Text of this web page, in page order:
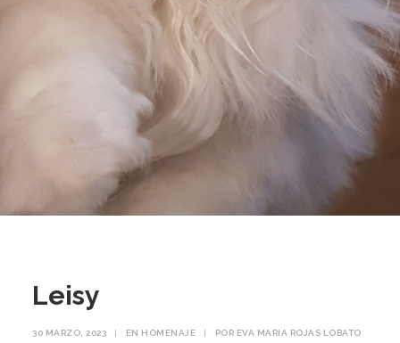
Leisy
30 MARZO, 2023 | EN HOMENAJE | POR EVA MARIA ROJAS LOBATO